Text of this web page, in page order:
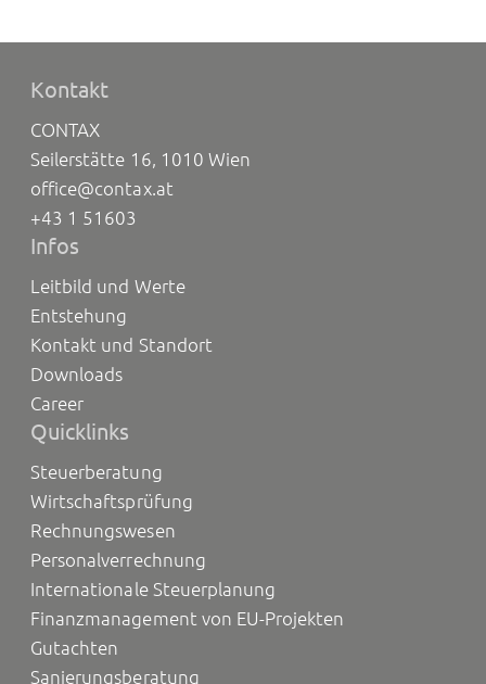
Kontakt
CONTAX
Seilerstätte 16, 1010 Wien
office@contax.at
+43 1 51603
Infos
Leitbild und Werte
Entstehung
Kontakt und Standort
Downloads
Career
Quicklinks
Steuerberatung
Wirtschaftsprüfung
Rechnungswesen
Personalverrechnung
Internationale Steuerplanung
Finanzmanagement von EU-Projekten
Gutachten
Sanierungsberatung